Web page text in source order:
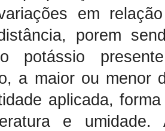
em
porem
potássio
a maior ou menor
aplicada,
e umidade.